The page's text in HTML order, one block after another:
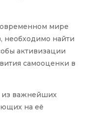
мире
необходимо найти
активизации
самооценки в
из важнейших
на её